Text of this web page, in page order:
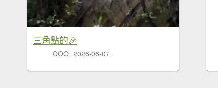
三角點的🎉
OOO 2026-06-07